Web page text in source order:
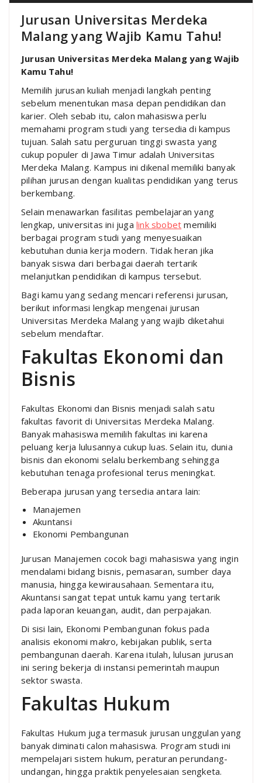
Jurusan Universitas Merdeka
Malang yang Wajib Kamu Tahu!
Jurusan Universitas Merdeka Malang yang Wajib
Kamu Tahu!
Memilih jurusan kuliah menjadi langkah penting
sebelum menentukan masa depan pendidikan dan
karier. Oleh sebab itu, calon mahasiswa perlu
memahami program studi yang tersedia di kampus
tujuan. Salah satu perguruan tinggi swasta yang
cukup populer di Jawa Timur adalah Universitas
Merdeka Malang. Kampus ini dikenal memiliki banyak
pilihan jurusan dengan kualitas pendidikan yang terus
berkembang.
Selain menawarkan fasilitas pembelajaran yang
lengkap, universitas ini juga link sbobet memiliki
berbagai program studi yang menyesuaikan
kebutuhan dunia kerja modern. Tidak heran jika
banyak siswa dari berbagai daerah tertarik
melanjutkan pendidikan di kampus tersebut.
Bagi kamu yang sedang mencari referensi jurusan,
berikut informasi lengkap mengenai jurusan
Universitas Merdeka Malang yang wajib diketahui
sebelum mendaftar.
Fakultas Ekonomi dan
Bisnis
Fakultas Ekonomi dan Bisnis menjadi salah satu
fakultas favorit di Universitas Merdeka Malang.
Banyak mahasiswa memilih fakultas ini karena
peluang kerja lulusannya cukup luas. Selain itu, dunia
bisnis dan ekonomi selalu berkembang sehingga
kebutuhan tenaga profesional terus meningkat.
Beberapa jurusan yang tersedia antara lain:
Manajemen
Akuntansi
Ekonomi Pembangunan
Jurusan Manajemen cocok bagi mahasiswa yang ingin
mendalami bidang bisnis, pemasaran, sumber daya
manusia, hingga kewirausahaan. Sementara itu,
Akuntansi sangat tepat untuk kamu yang tertarik
pada laporan keuangan, audit, dan perpajakan.
Di sisi lain, Ekonomi Pembangunan fokus pada
analisis ekonomi makro, kebijakan publik, serta
pembangunan daerah. Karena itulah, lulusan jurusan
ini sering bekerja di instansi pemerintah maupun
sektor swasta.
Fakultas Hukum
Fakultas Hukum juga termasuk jurusan unggulan yang
banyak diminati calon mahasiswa. Program studi ini
mempelajari sistem hukum, peraturan perundang-
undangan, hingga praktik penyelesaian sengketa.